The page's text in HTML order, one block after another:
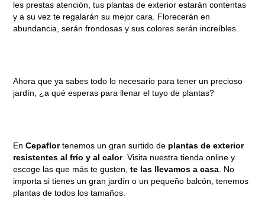
les prestas atención, tus plantas de exterior estarán contentas
y a su vez te regalarán su mejor cara. Florecerán en
abundancia, serán frondosas y sus colores serán increíbles.
Ahora que ya sabes todo lo necesario para tener un precioso
jardín, ¿a qué esperas para llenar el tuyo de plantas?
EnCepaflortenemos un gran surtido de plantas de exterior
resistentes al frío y al calor. Visita nuestra tienda online y
escoge las que más te gusten, te las llevamos a casa. No
importa si tienes un gran jardín o un pequeño balcón, tenemos
plantas de todos los tamaños.